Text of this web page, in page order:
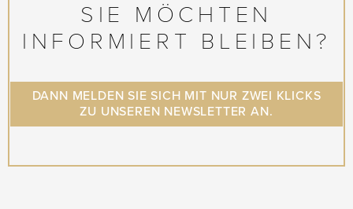
SIE MÖCHTEN
INFORMIERT BLEIBEN?
DANN MELDEN SIE SICH MIT NUR ZWEI KLICKS
ZU UNSEREN NEWSLETTER AN.